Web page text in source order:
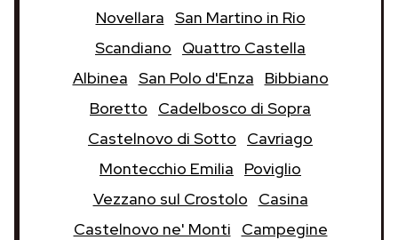
Novellara San Martino in Rio
Scandiano
Quattro Castella
Albinea San Polo d'Enza
Bibbiano
Boretto
Cadelbosco di Sopra
Castelnovo di Sotto
Cavriago
Montecchio Emilia
Poviglio
Vezzano sul Crostolo
Casina
Castelnovo ne' Monti
Campegine